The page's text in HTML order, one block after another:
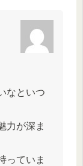
なといつ
力が深ま
っていま